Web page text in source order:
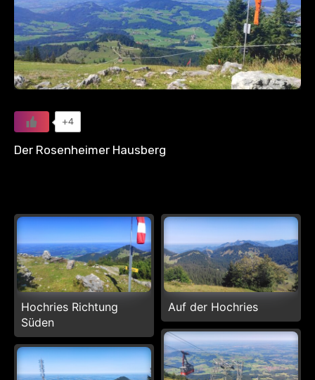
+4
Der Rosenheimer Hausberg
Hochries Richtung
Süden
Auf der Hochries